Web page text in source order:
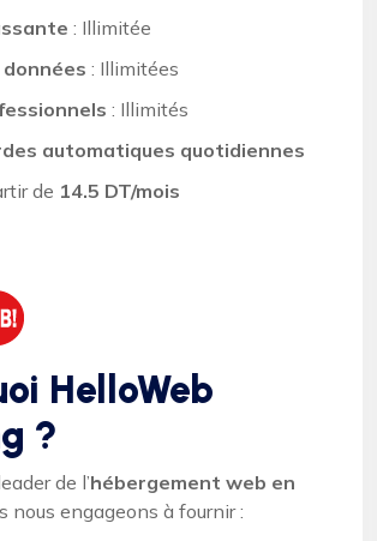
: Illimitée
: Illimitées
: Illimités
automatiques quotidiennes
de 14.5 DT/mois
HelloWeb
?
de l’hébergement web en
nous engageons à fournir :